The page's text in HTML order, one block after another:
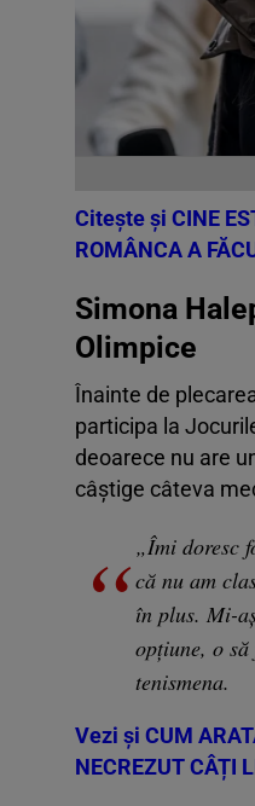
Citește și CINE
ROMÂNCA A
Simona
Olimpice
Înainte de
participa la
deoarece nu are
câștige câteva
„Îmi doresc
că nu am
în plus. Mi-
opţiune, o
tenismena.
Vezi și CUM
NECREZUT CÂȚI